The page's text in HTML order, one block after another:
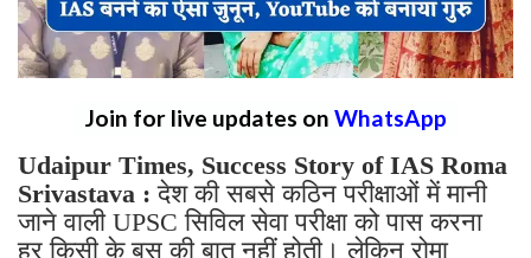
Join for live updates on WhatsApp
Udaipur Times, Success Story of IAS Roma
Srivastava :देश की सबसे कठिन परीक्षाओं में मानी
जाने वाली UPSC सिविल सेवा परीक्षा को पास करना
हर किसी के बस की बात नहीं होती। लेकिन रोमा